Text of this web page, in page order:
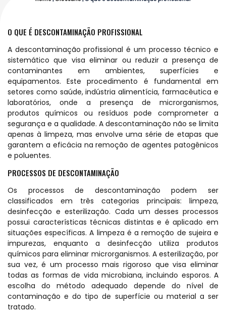
O QUE É DESCONTAMINAÇÃO PROFISSIONAL
A descontaminação profissional é um processo técnico e
sistemático que visa eliminar ou reduzir a presença de
contaminantes em ambientes, superfícies e
equipamentos. Este procedimento é fundamental em
setores como saúde, indústria alimentícia, farmacêutica e
laboratórios, onde a presença de microrganismos,
produtos químicos ou resíduos pode comprometer a
segurança e a qualidade. A descontaminação não se limita
apenas à limpeza, mas envolve uma série de etapas que
garantem a eficácia na remoção de agentes patogênicos
e poluentes.
PROCESSOS DE DESCONTAMINAÇÃO
Os processos de descontaminação podem ser
classificados em três categorias principais: limpeza,
desinfecção e esterilização. Cada um desses processos
possui características técnicas distintas e é aplicado em
situações específicas. A limpeza é a remoção de sujeira e
impurezas, enquanto a desinfecção utiliza produtos
químicos para eliminar microrganismos. A esterilização, por
sua vez, é um processo mais rigoroso que visa eliminar
todas as formas de vida microbiana, incluindo esporos. A
escolha do método adequado depende do nível de
contaminação e do tipo de superfície ou material a ser
tratado.